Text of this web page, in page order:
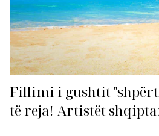
Fillimi i gushtit
të reja! Artistët